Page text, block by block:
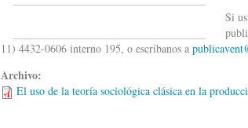
Si
11) 4432-0606 interno 195, o escríbanos a
Archivo:
El uso de la teoría sociológica clásica en la